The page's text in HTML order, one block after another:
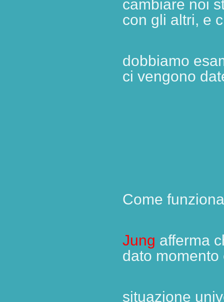
cambiare noi
con gli altri, e
dobbiamo
ci vengono
Come
Jung afferma
dato
situazione